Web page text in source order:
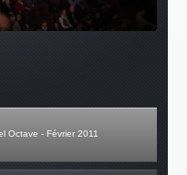
Octave - Février 2011